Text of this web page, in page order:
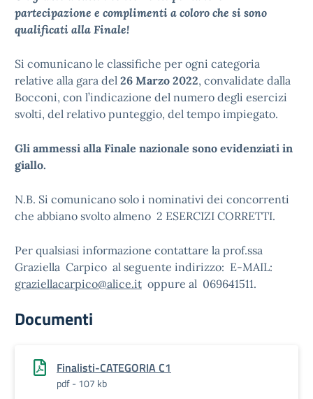
partecipazione e complimenti a coloro che si sono
qualificati alla Finale!
Si comunicano le classifiche per ogni categoria
relative alla gara del 26 Marzo 2022, convalidate dalla
Bocconi, con l’indicazione del numero degli esercizi
svolti, del relativo punteggio, del tempo impiegato.
Gli ammessi alla Finale nazionale sono evidenziati in
giallo.
N.B. Si comunicano solo i nominativi dei concorrenti
che abbiano svolto almeno 2 ESERCIZI CORRETTI.
Per qualsiasi informazione contattare la prof.ssa
Graziella Carpico al seguente indirizzo: E-MAIL:
graziellacarpico@alice.it oppure al 069641511.
Documenti
Finalisti-CATEGORIA C1
pdf - 107 kb